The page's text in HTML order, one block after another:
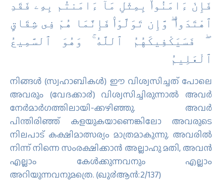
ﻓَﺈِﻥْ ءَاﻣَﻨُﻮا۟ ﺑِﻤِﺜْﻞِ ﻣَﺎٓ ءَاﻣَﻨﺘُﻢ ﺑِﻪِۦ ﻓَﻘَﺪِ
ٱﻫْﺘَﺪَﻭا۟ ۖ ﻭَّﺇِﻥ ﺗَﻮَﻟَّﻮْا۟ ﻓَﺈِﻧَّﻤَﺎ ﻫُﻢْ ﻓِﻰ ﺷِﻘَﺎﻕٍ
ۖ ﻓَﺴَﻴَﻜْﻔِﻴﻜَﻬُﻢُ ٱﻟﻠَّﻪُ ۚ ﻭَﻫُﻮَ ٱﻟﺴَّﻤِﻴﻊُ
ٱﻟْﻌَﻠِﻴﻢُ
നിങ്ങള്‍ (സ്വഹാബികള്‍) ഈ വിശ്വസിച്ചത് പോലെ
അവരും (വേദക്കാ൪) വിശ്വസിച്ചിരുന്നാല്‍ അവര്‍
നേര്‍മാര്‍ഗത്തിലായി-ക്കഴിഞ്ഞു. അവര്‍
പിന്തിരിഞ്ഞ് കളയുകയാണെങ്കിലോ അവരുടെ
നിലപാട് കക്ഷിമാത്സര്യം മാത്രമാകുന്നു. അവരില്‍
നിന്ന് നിന്നെ സംരക്ഷിക്കാന്‍ അല്ലാഹു മതി, അവന്‍
എല്ലാം കേള്‍ക്കുന്നവനും എല്ലാം
അറിയുന്നവനുമത്രെ. (ഖു൪ആന്‍:2/137)